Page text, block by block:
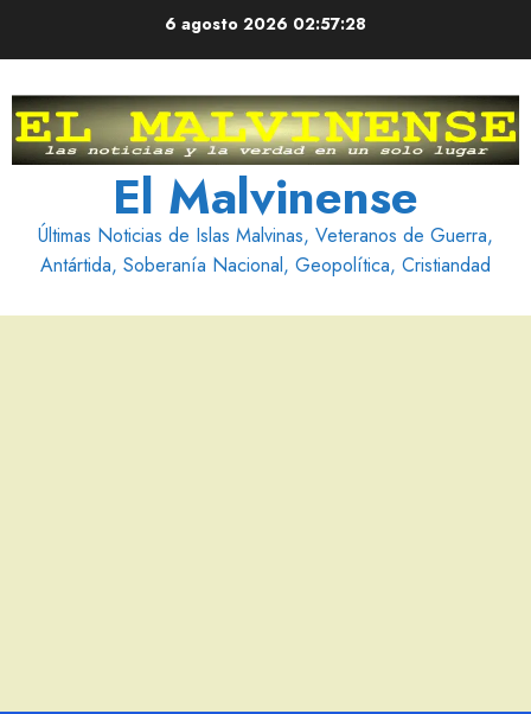
6 agosto 2026 02:57:29
El Malvinense
Últimas Noticias de Islas Malvinas, Veteranos de Guerra,
Antártida, Soberanía Nacional, Geopolítica, Cristiandad